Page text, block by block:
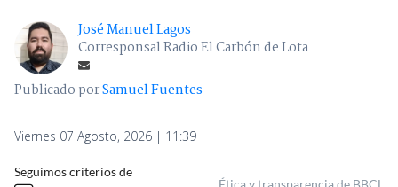
José Manuel Lagos
Corresponsal Radio El Carbón de Lota
Publicado porSamuel Fuentes
Viernes 07 Agosto, 2026 | 11:39
Seguimos criterios de
Ética y transparencia de BBCL